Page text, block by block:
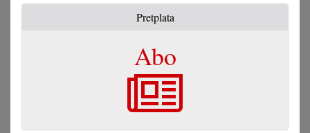
Pretplata
Abo